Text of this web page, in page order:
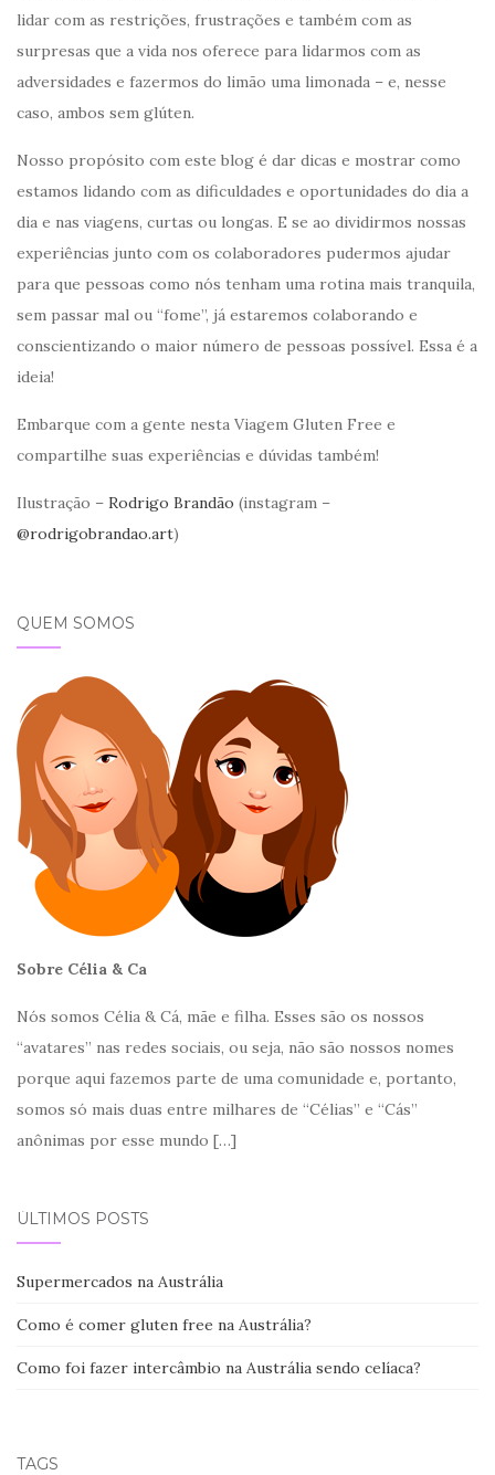
lidar com as restrições, frustrações e também com as
surpresas que a vida nos oferece para lidarmos com as
adversidades e fazermos do limão uma limonada – e, nesse
caso, ambos sem glúten.
Nosso propósito com este blog é dar dicas e mostrar como
estamos lidando com as dificuldades e oportunidades do dia a
dia e nas viagens, curtas ou longas. E se ao dividirmos nossas
experiências junto com os colaboradores pudermos ajudar
para que pessoas como nós tenham uma rotina mais tranquila,
sem passar mal ou “fome”, já estaremos colaborando e
conscientizando o maior número de pessoas possível. Essa é a
ideia!
Embarque com a gente nesta Viagem Gluten Free e
compartilhe suas experiências e dúvidas também!
Ilustração – Rodrigo Brandão (instagram –
@rodrigobrandao.art)
QUEM SOMOS
Sobre Célia & Ca
Nós somos Célia & Cá, mãe e filha. Esses são os nossos
“avatares” nas redes sociais, ou seja, não são nossos nomes
porque aqui fazemos parte de uma comunidade e, portanto,
somos só mais duas entre milhares de “Célias” e “Cás”
anônimas por esse mundo […]
ÚLTIMOS POSTS
Supermercados na Austrália
Como é comer gluten free na Austrália?
Como foi fazer intercâmbio na Austrália sendo celíaca?
TAGS